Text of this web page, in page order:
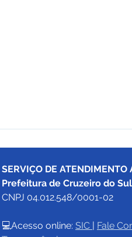
SERVIÇO DE
Prefeitura de Cruzeiro do
CNPJ 04.012.548/0001-02
💻Acesso online: SIC | Fale